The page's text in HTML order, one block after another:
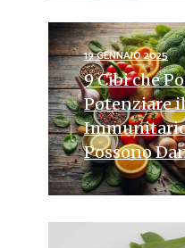
19 GENNAIO 2025
9 Cibi che
Potenziare
Possono